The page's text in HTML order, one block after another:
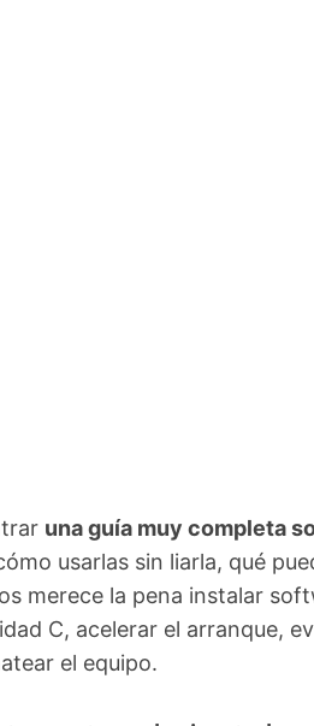
una guía muy completa
usarlas sin liarla, qué
merece la pena instalar
C, acelerar el arranque,
el equipo.